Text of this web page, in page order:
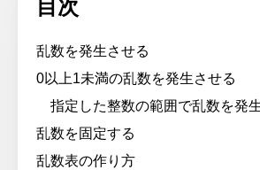
目次
乱数を発生させる
0以上1未満の乱数を発生させる
指定した整数の範囲で乱数を発
乱数を固定する
乱数表の作り方